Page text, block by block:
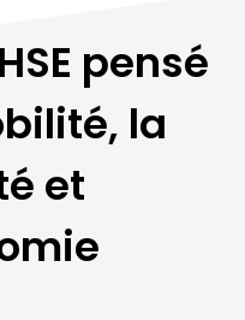
pensé
la
et